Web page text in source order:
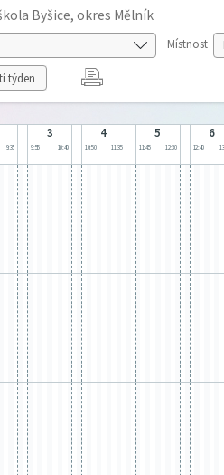
Byšice, okres Mělník
Místnost
týden
9:35
3
9:55 10:40
4
10:50 11:35
5
11:45 12:30
6
12:40